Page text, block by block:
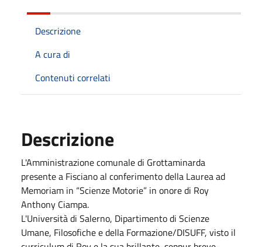
Descrizione
A cura di
Contenuti correlati
Descrizione
L'Amministrazione comunale di Grottaminarda
presente a Fisciano al conferimento della Laurea ad
Memoriam in “Scienze Motorie” in onore di Roy
Anthony Ciampa.
L'Università di Salerno, Dipartimento di Scienze
Umane, Filosofiche e della Formazione/DISUFF, visto il